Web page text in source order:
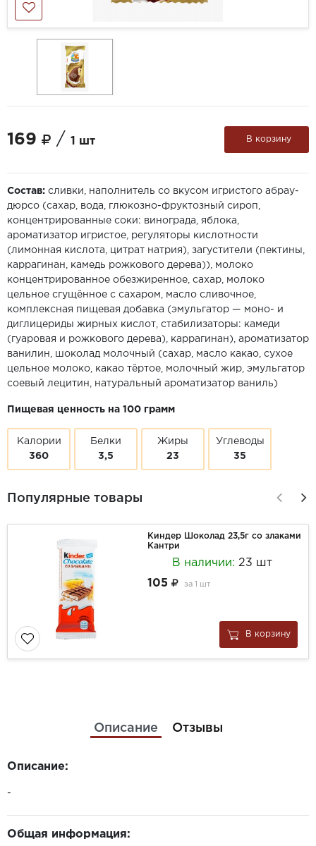
169 / 1 шт В корзину
Состав: сливки, наполнитель со вкусом игристого абрау-
дюрсо (сахар, вода, глюкозно-фруктозный сироп,
концентрированные соки: винограда, яблока,
ароматизатор игристое, регуляторы кислотности
(лимонная кислота, цитрат натрия), загустители (пектины,
каррагинан, камедь рожкового дерева)), молоко
концентрированное обезжиренное, сахар, молоко
цельное сгущённое с сахаром, масло сливочное,
комплексная пищевая добавка (эмульгатор — моно- и
диглицериды жирных кислот, стабилизаторы: камеди
(гуаровая и рожкового дерева), каррагинан), ароматизатор
ванилин, шоколад молочный (сахар, масло какао, сухое
цельное молоко, какао тёртое, молочный жир, эмульгатор
соевый лецитин, натуральный ароматизатор ваниль)
Пищевая ценность на 100 грамм
Калории
360
Белки
3,5
Жиры
23
Углеводы
35
Популярные товары
Киндер Шоколад 23,5г со злаками
Кантри
В наличии:23 шт
105
за 1 шт
В корзину
Описание Отзывы
Описание:
-
Общая информация: